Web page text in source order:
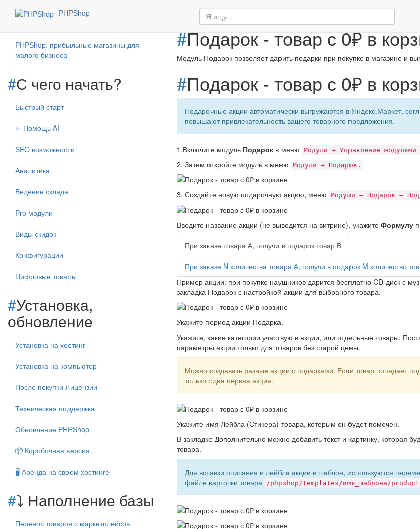
PHPShop
#
PHPShoр: прибыльные магазины для
малого бизнеса
#С чего начать?
Быстрый старт
✨ Помощь AI
SEO возможности
Аналитика
Ведение склада
Pro модули
Виды скидок
Конфигурации
Цифровые товары
#Установка,
обновление
Установка на хостинг
Установка на компьютер
После покупки Лицензии
Техническая поддержка
Обновление PHPShop
📦 Коробочная версия
🖥️ Аренда на своем хостинге
#⤵️ Наполнение базы
Перенос товаров с маркетплейсов
Продажи Подарок - товар с 0₽ в корзине
#Подарок - товар с 0₽ в
Модуль Подарок позволяет дарить подарки при покупке в магазине и
#Подарок - товар с 0₽ в
Подарочные акции автоматически выгружаются в Яндекс.Маркет,
повышают привлекательность вашего товарного предложения.
1.Включите модуль Подарок в меню Модули → Управление
2. Затем откройте модуль в меню Модули → Подарок.
3. Создайте новую подарочную акцию, меню Модули → Подарок →
Введите название акции (не выводится на витрине), укажите Формулу
При заказе товара А, получи в подарок товар В
При заказе N количества товара А, получи в подарок M количество
Пример акции: при покупке наушников дарится бесплатно CD-диск с
закладка Подарок с настройкой акции для выбраного товара.
Укажите период акции Подарка.
Укажите, какие категории участвую в акции, или отдельные товары.
параметры акции только для товаров без старой цены.
Можно создавать разные акции с подарками. Если товар попадает
только одна первая акция.
Укажите имя Лейбла (Стикера) товара, которым он будет помечен.
В закладке Дополнительно можно добавить текст и картинку, которая
товара.
Для вставки описания и лейбла акции в шаблон, используются
файле карточки товара /phpshop/templates/имя_шаблона/